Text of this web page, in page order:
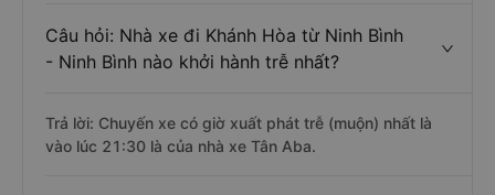
Câu hỏi: Nhà xe đi Khánh Hòa từ Ninh Bình
- Ninh Bình nào khởi hành trễ nhất?
Trả lời: Chuyến xe có giờ xuất phát trễ (muộn) nhất là
vào lúc 21:30 là của nhà xe Tân Aba.